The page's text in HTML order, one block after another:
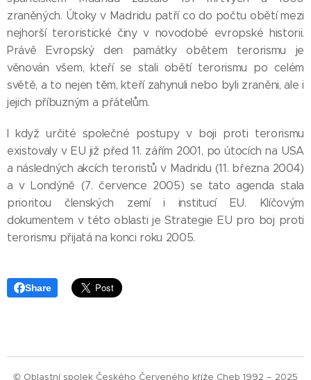
zraněných. Útoky v Madridu patří co do počtu obětí mezi
nejhorší teroristické činy v novodobé evropské historii.
Právě Evropský den památky obětem terorismu je
věnován všem, kteří se stali obětí terorismu po celém
světě, a to nejen těm, kteří zahynuli nebo byli zraněni, ale i
jejich příbuzným a přátelům.
I když určité společné postupy v boji proti terorismu
existovaly v EU již před 11. zářím 2001, po útocích na USA
a následných akcích teroristů v Madridu (11. března 2004)
a v Londýně (7. července 2005) se tato agenda stala
prioritou členských zemí i institucí EU. Klíčovým
dokumentem v této oblasti je Strategie EU pro boj proti
terorismu přijatá na konci roku 2005.
Share
© Oblastní spolek Českého Červeného kříže Cheb 1992 – 2025